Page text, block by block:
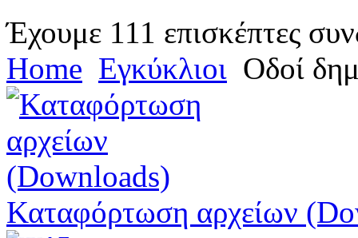
Έχουμε 111 επισκέπτες
Home Εγκύκλιοι Οδοί
Καταφόρτωση αρχείων